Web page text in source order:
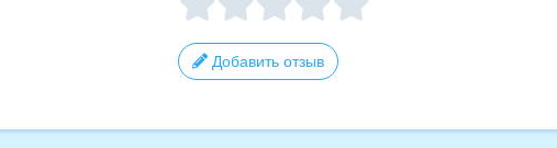
Добавить отзыв